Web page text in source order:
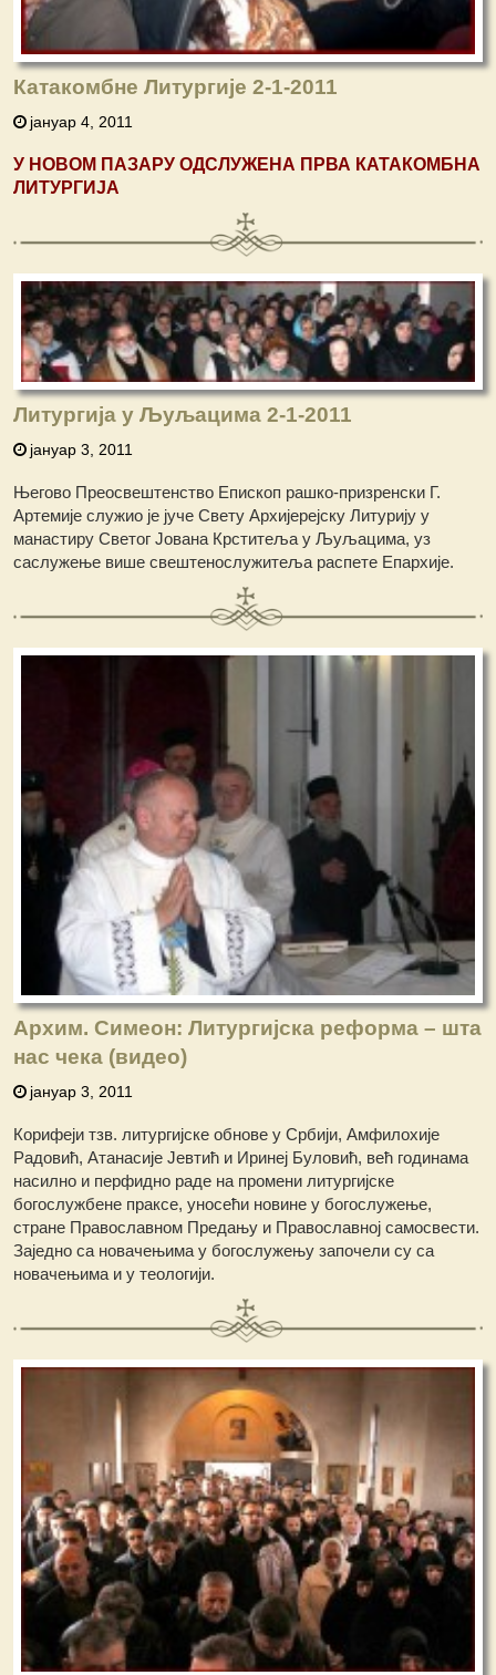
Катакомбне Литургије 2-1-2011
јануар 4, 2011
У НОВОМ ПАЗАРУ ОДСЛУЖЕНА ПРВА КАТАКОМБНА
ЛИТУРГИЈА
Литургија у Љуљацима 2-1-2011
јануар 3, 2011
Његово Преосвештенство Епископ рашко-призренски Г.
Артемије служио је јуче Свету Архијерејску Литурију у
манастиру Светог Јована Крститеља у Љуљацима, уз
саслужење више свештенослужитеља распете Епархије.
Архим. Симеон: Литургијска реформа – шта
нас чека (видео)
јануар 3, 2011
Корифеји тзв. литургијске обнове у Србији, Амфилохије
Радовић, Атанасије Јевтић и Иринеј Буловић, већ годинама
насилно и перфидно раде на промени литургијске
богослужбене праксе, уносећи новине у богослужење,
стране Православном Предању и Православној самосвести.
Заједно са новачењима у богослужењу започели су са
новачењима и у теологији.